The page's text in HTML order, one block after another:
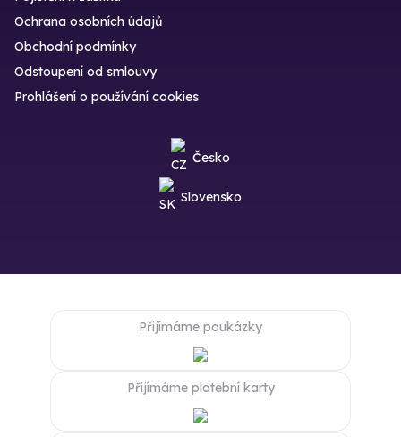
Ochrana osobních údajů
Obchodní podmínky
Odstoupení od smlouvy
Prohlášení o používání cookies
Česko
Slovensko
Přijímáme poukázky
Přijímáme platební karty